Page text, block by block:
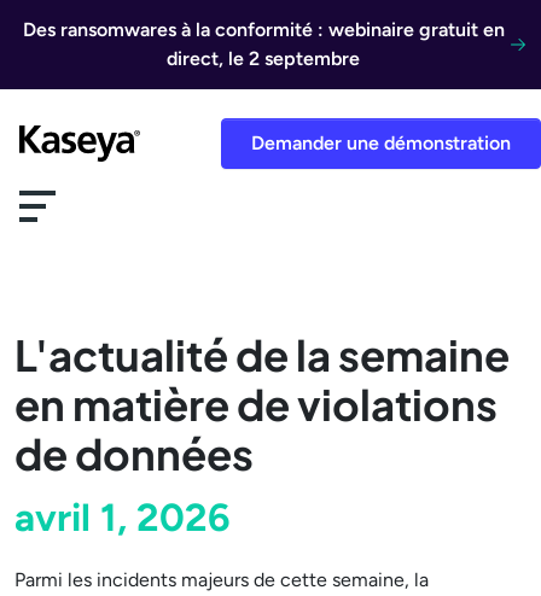
Des ransomwares à la conformité : webinaire gratuit en
direct, le 2 septembre
Demander une démonstration
L'actualité de la semaine
en matière de violations
de données
avril 1, 2026
Parmi les incidents majeurs de cette semaine, la